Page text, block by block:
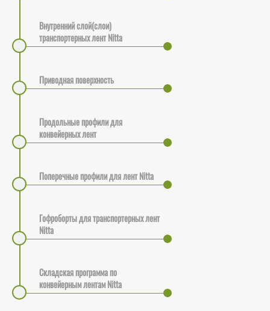
Внутренний слой(слои)
транспортерных лент Nitta
Приводная поверхность
Продольные профили для
конвейерных лент
Поперечные профили для лент Nitta
Гофроборты для транспортерных лент
Nitta
Складская программа по
конвейерным лентам Nitta